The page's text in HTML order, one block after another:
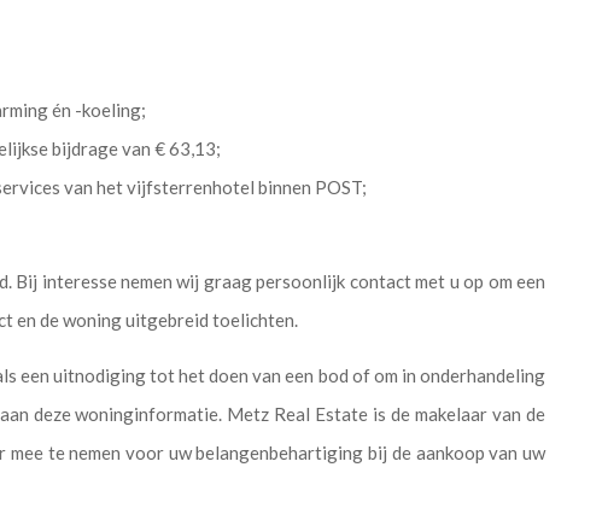
én -koeling;
bijdrage van € 63,13;
van het vijfsterrenhotel binnen POST;
interesse nemen wij graag persoonlijk contact met u op om een
en de woning uitgebreid toelichten.
een uitnodiging tot het doen van een bod of om in onderhandeling
deze woninginformatie. Metz Real Estate is de makelaar van de
te nemen voor uw belangenbehartiging bij de aankoop van uw